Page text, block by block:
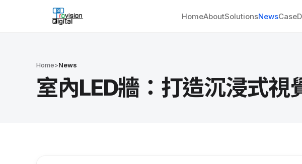
HomeAboutSolutionsNewsCase
Home>News
室內LED牆：打造沉浸式視